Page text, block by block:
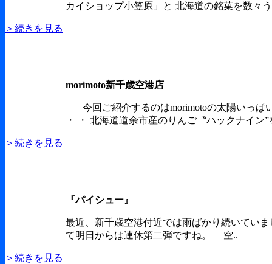
カイショップ小笠原」と 北海道の銘菓を数々
＞続きを見る
morimoto新千歳空港店
今回ご紹介するのはmorimotoの太陽いっぱ
・ ・ 北海道道余市産のりんご〝ハックナイ
＞続きを見る
『パイシュー』
最近、新千歳空港付近では雨ばかり続いて
て明日からは連休第二弾ですね。 空..
＞続きを見る